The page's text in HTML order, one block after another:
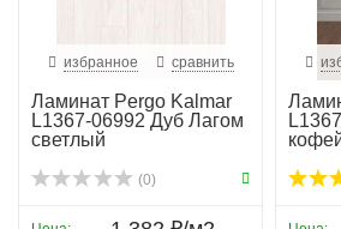
избранное сравнить
Ламинат Pergo Kalmar
L1367-06992 Дуб Лагом
светлый
(0)